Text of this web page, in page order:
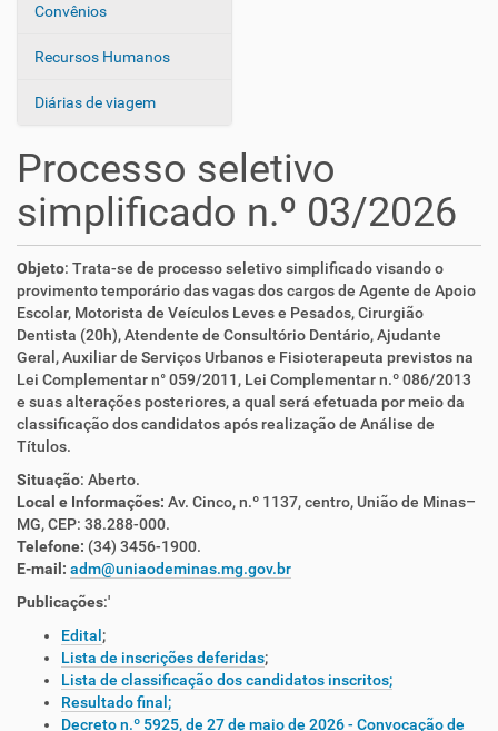
Convênios
Recursos Humanos
Diárias de viagem
Processo seletivo
simplificado n.º 03/2026
Objeto: Trata-se de processo seletivo simplificado visando o
provimento temporário das vagas dos cargos de Agente de Apoio
Escolar, Motorista de Veículos Leves e Pesados, Cirurgião
Dentista (20h), Atendente de Consultório Dentário, Ajudante
Geral, Auxiliar de Serviços Urbanos e Fisioterapeuta previstos na
Lei Complementar n° 059/2011, Lei Complementar n.º 086/2013
e suas alterações posteriores, a qual será efetuada por meio da
classificação dos candidatos após realização de Análise de
Títulos.
Situação: Aberto.
Local e Informações: Av. Cinco, n.º 1137, centro, União de Minas–
MG, CEP: 38.288-000.
Telefone: (34) 3456-1900.
E-mail: adm@uniaodeminas.mg.gov.br
Publicações:'
Edital ;
Lista de inscrições deferidas;
Lista de classificação dos candidatos inscritos;
Resultado final;
Decreto n.º 5925, de 27 de maio de 2026 - Convocação de